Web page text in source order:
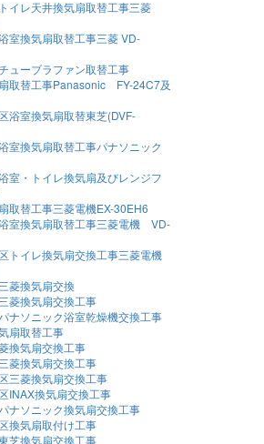
イレ天井換気扇取替工事三菱
室換気扇取替工事三菱 VD-
ューブラファン取替工事
取替工事Panasonic FY-24C7及
浴室換気扇取替東芝(DVF-
室換気扇取替工事パナソニック
室・トイレ換気扇及びレンジフ
取替工事三菱電機EX-30EH6
室換気扇取替工事三菱電機 VD-
トイレ換気扇交換工事三菱電機
菱換気扇交換
菱換気扇交換工事
ナソニック浴室乾燥機交換工事
扇取替工事
換気扇交換工事
菱換気扇交換工事
三菱換気扇交換工事
INAX換気扇交換工事
ナソニック換気扇交換工事
換気扇取付け工事
芝換気扇交換工事